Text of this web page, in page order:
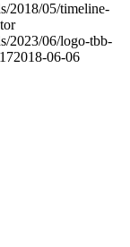
2018/05/timeline-
2023/06/logo-tbb-
2018-06-06